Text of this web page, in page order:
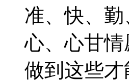
准、快、
心、心甘
做到这些